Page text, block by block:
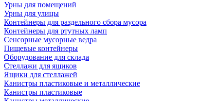
Урны для помещений
Урны для улицы
Контейнеры для раздельного сбора мусора
Контейнеры для ртутных ламп
Сенсорные мусорные ведра
Пищевые контейнеры
Оборудование для склада
Стеллажи для ящиков
Ящики для стеллажей
Канистры пластиковые и металлические
Канистры пластиковые